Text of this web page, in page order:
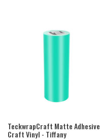
TeckwrapCraft Matte Adhesive
Craft Vinyl - Tiffany